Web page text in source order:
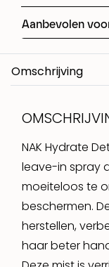
Aanbevolen
Omschrijving
NAK Hydrate
leave-in spray
moeiteloos te
beschermen.
herstellen,
haar beter